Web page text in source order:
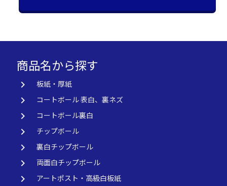
商品名から探す
keyboard_arrow_right 板紙・厚紙
keyboard_arrow_right コートボール 表白、裏ネズ
keyboard_arrow_right コートボール裏白
keyboard_arrow_right チップボール
keyboard_arrow_right 裏白チップボール
keyboard_arrow_right 両面白チップボール
keyboard_arrow_right アートポスト・高級白板紙